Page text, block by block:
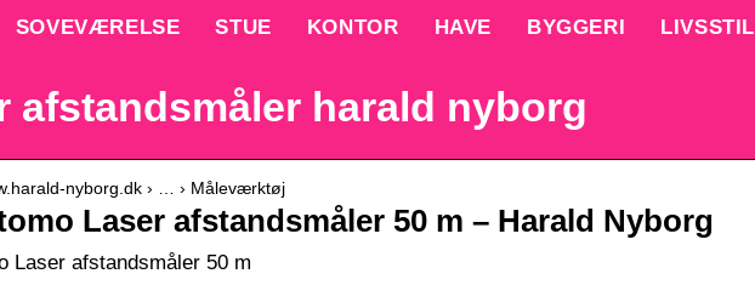
SOVEVÆRELSE STUE KONTOR HAVE BYGGERI LIVSSTIL
afstandsmåler harald nyborg
nyborg.dk › … › Måleværktøj
Laser afstandsmåler 50 m – Harald Nyborg
Laser afstandsmåler 50 m